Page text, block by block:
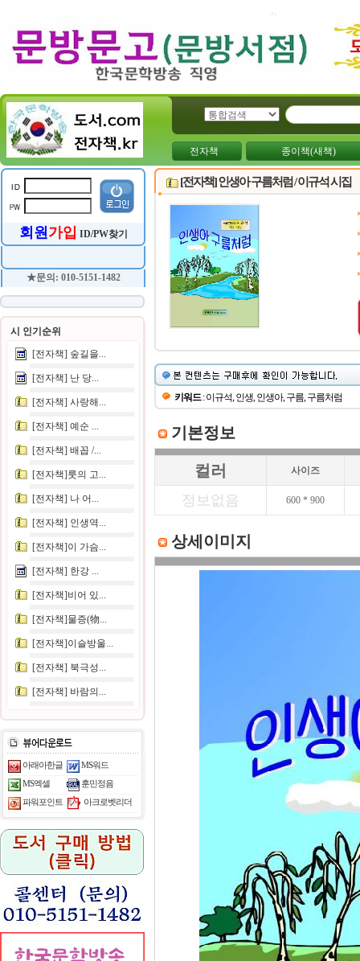
전자책 종이책(새책)
회원가입 ID/PW찾기
★문의: 010-5151-1482
시 인기순위
[전자책] 숲길을...
[전자책] 난 당...
[전자책] 사랑해...
[전자책] 예순 ...
[전자책] 배꼽 /...
[전자책]룻의 고...
[전자책] 나 어...
[전자책] 인생역...
[전자책]이 가슴...
[전자책] 한강 ...
[전자책]비어 있...
[전자책]물증(物...
[전자책]이슬방울...
[전자책] 북극성...
[전자책] 바람의...
아래아한글 MS워드
MS엑셀 훈민정음
파워포인트 아크로벳리더
[전자책] 인생아 구름처럼 / 이규석 시집
키워드: 이규석, 인생, 인생아, 구름, 구름처럼
기본정보
컬러 사이즈
정보없음 600 * 900
상세이미지